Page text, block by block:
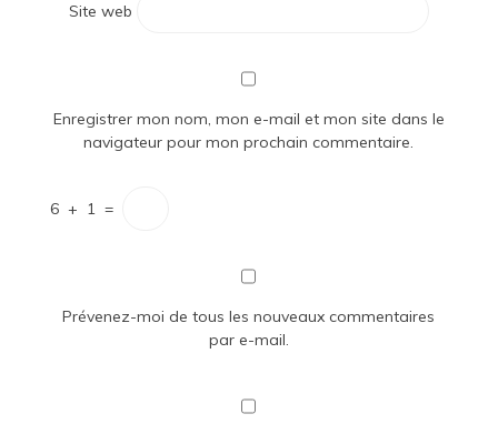
Site web
Enregistrer mon nom, mon e-mail et mon site dans le
navigateur pour mon prochain commentaire.
6 + 1 =
Prévenez-moi de tous les nouveaux commentaires
par e-mail.